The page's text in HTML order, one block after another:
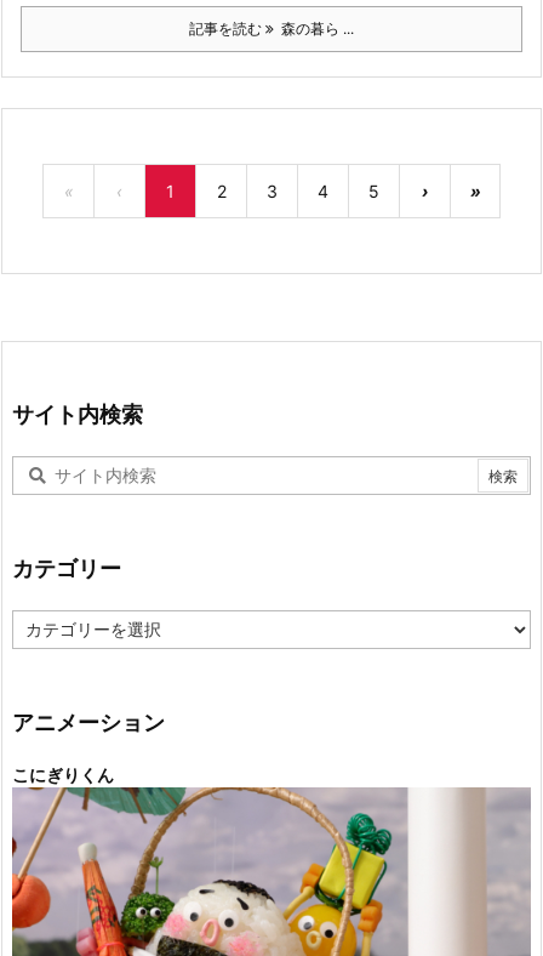
記事を読む 森の暮ら ...
« ‹ 1 2 3 4 5 › »
サイト内検索
カテゴリー
テ
ー
アニメーション
こにぎりくん